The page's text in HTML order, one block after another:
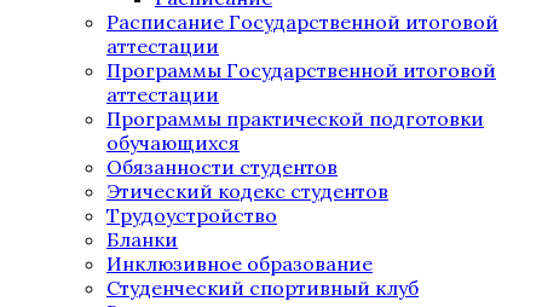
Расписание Государственной итоговой
аттестации
Программы Государственной итоговой
аттестации
Программы практической подготовки
обучающихся
Обязанности студентов
Этический кодекс студентов
Трудоустройство
Бланки
Инклюзивное образование
Студенческий спортивный клуб